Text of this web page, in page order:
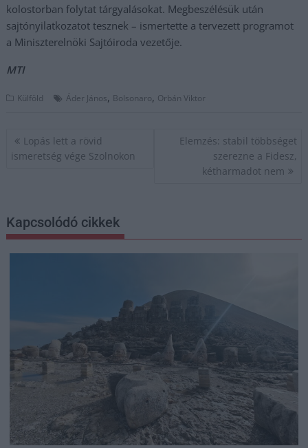
kolostorban folytat tárgyalásokat. Megbeszélésük után
sajtónyilatkozatot tesznek – ismertette a tervezett programot
a Miniszterelnöki Sajtóiroda vezetője.
MTI
Külföld Áder János, Bolsonaro, Orbán Viktor
Bejegyzés
navigáció
Lopás lett a rövid
ismeretség vége Szolnokon
Elemzés: stabil többséget
szerezne a Fidesz,
kétharmadot nem
Kapcsolódó cikkek